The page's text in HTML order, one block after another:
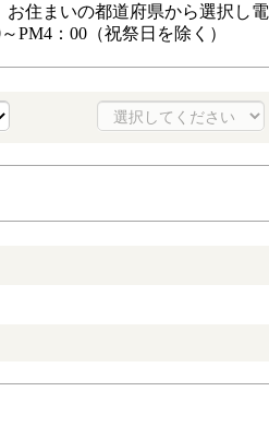
お住まいの都道府県から選択し
PM4：00（祝祭日を除く）